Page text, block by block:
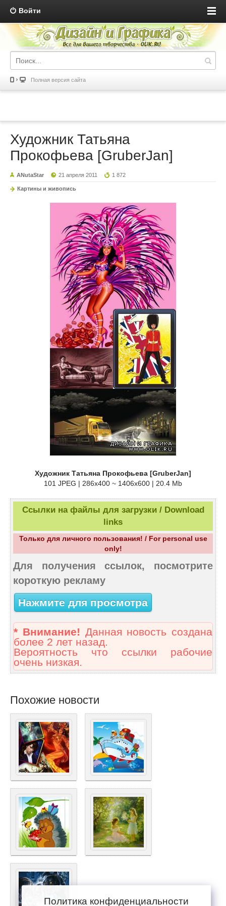
Войти
Полная версия сайта
Художник Татьяна
Прокофьева [GruberJan]
ANutaStar 21 апреля 2011 1 872
Картины и живопись
Художник Татьяна Прокофьева [GruberJan]
101 JPEG | 286x400 ~ 1406x600 | 20.4 Mb
Ссылки на файлы для загрузки / Download
links
Только для личного пользования! / For personal use
only!
Для получения ссылок, посмотрите
короткую рекламу
Нажмите для просмотра
* Внимание! Данная новость создана
более 2 лет назад.
Вероятность что ссылки рабочие
очень низкая.
Похожие новости
Политика конфиденциальности